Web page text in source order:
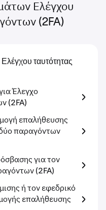
Ελέγχου
(2FA)
ταυτότητας
Έλεγχο
(2FA)
επαλήθευσης
παραγόντων
για τον
(2FA)
ή τον εφεδρικό
επαλήθευσης